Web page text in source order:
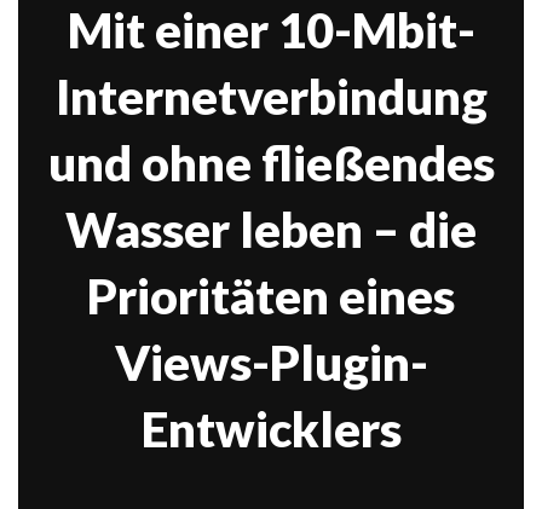
Mit einer 10-Mbit-
Internetverbindung
und ohne fließendes
Wasser leben – die
Prioritäten eines
Views-Plugin-
Entwicklers